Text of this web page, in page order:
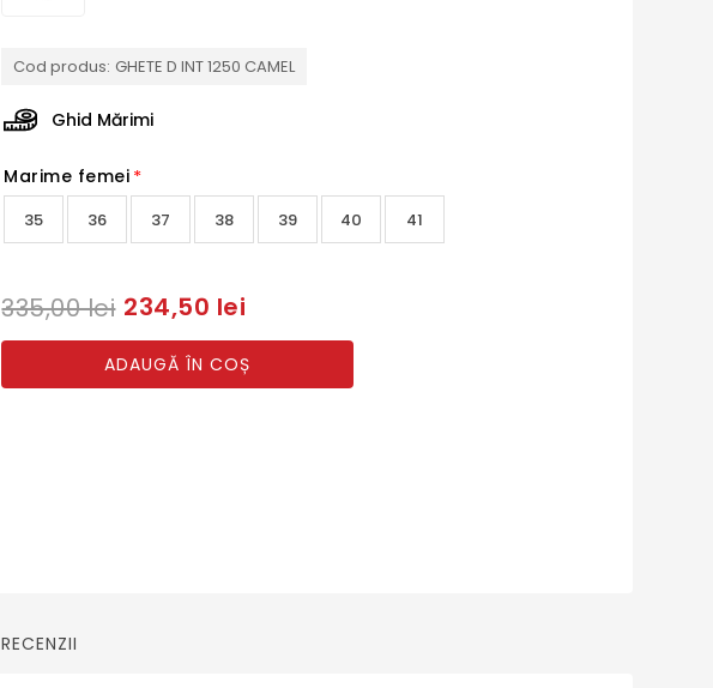
Cod produs: GHETE D INT 1250 CAMEL
Ghid Mărimi
Marime femei *
35 36 37 38 39 40 41
335,00 lei 234,50 lei
ADAUGĂ ÎN COȘ
RECENZII